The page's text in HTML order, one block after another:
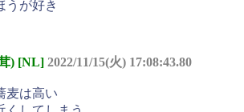
うが好き
) [NL] 2022/11/15(火) 17:08:43.80
麦は高い